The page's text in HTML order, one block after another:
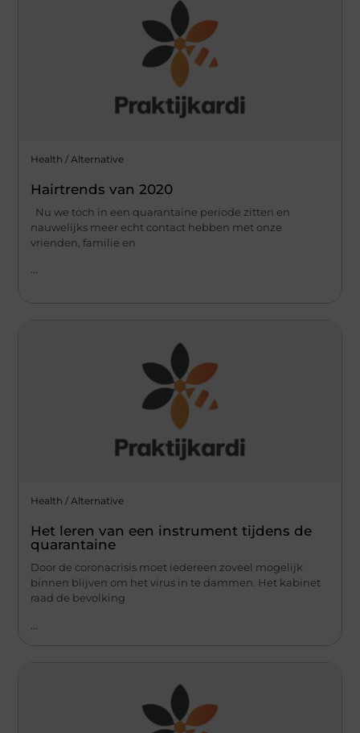
Health / Alternative
Hairtrends van 2020
Nu we toch in een quarantaine periode zitten en
nauwelijks meer echt contact hebben met onze
vrienden, familie en
Health / Alternative
Het leren van een instrument tijdens de
quarantaine
Door de coronacrisis moet iedereen zoveel mogelijk
binnen blijven om het virus in te dammen. Het kabinet
raad de bevolking